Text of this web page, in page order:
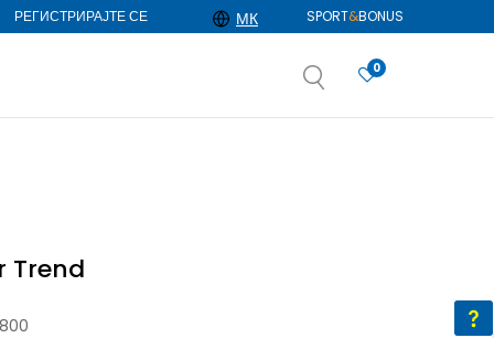
SPORT&BONUS
РЕГИСТРИРАЈТЕ СЕ МК
0
Trend